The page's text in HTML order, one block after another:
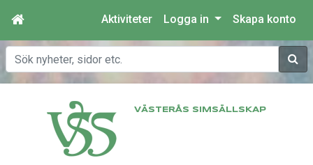
Aktiviteter Logga in Skapa konto
Sök
VÄSTERÅS SIMSÄLLSKAP